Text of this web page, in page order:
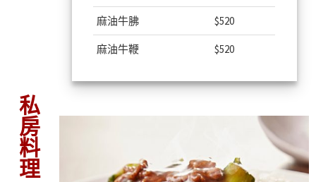
麻油牛胇 $520
麻油牛鞭 $520
私房料理